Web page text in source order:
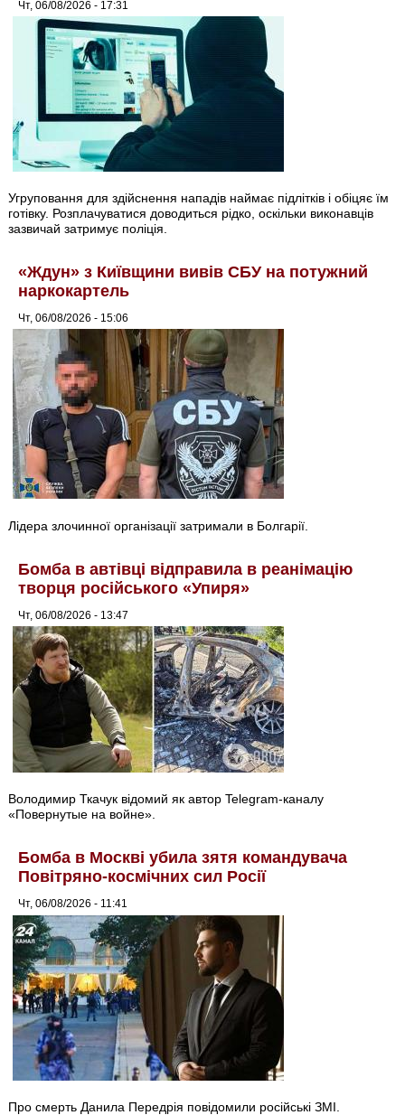
Чт, 06/08/2026 - 17:31
Угруповання для здійснення нападів наймає підлітків і обіцяє їм
готівку. Розплачуватися доводиться рідко, оскільки виконавців
зазвичай затримує поліція.
«Ждун» з Київщини вивів СБУ на потужний
наркокартель
Чт, 06/08/2026 - 15:06
Лідера злочинної організації затримали в Болгарії.
Бомба в автівці відправила в реанімацію
творця російського «Упиря»
Чт, 06/08/2026 - 13:47
Володимир Ткачук відомий як автор Telegram-каналу
«Повернутые на войне».
Бомба в Москві убила зятя командувача
Повітряно-космічних сил Росії
Чт, 06/08/2026 - 11:41
Про смерть Данила Передрія повідомили російські ЗМІ.